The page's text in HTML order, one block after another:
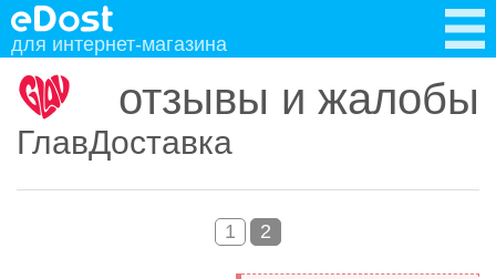
для интернет-магазина
отзывы и жалобы
ГлавДоставка
1 2